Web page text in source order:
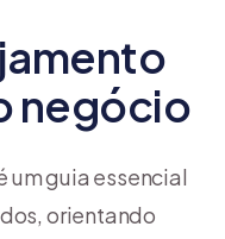
negócio
um guia essencial
orientando